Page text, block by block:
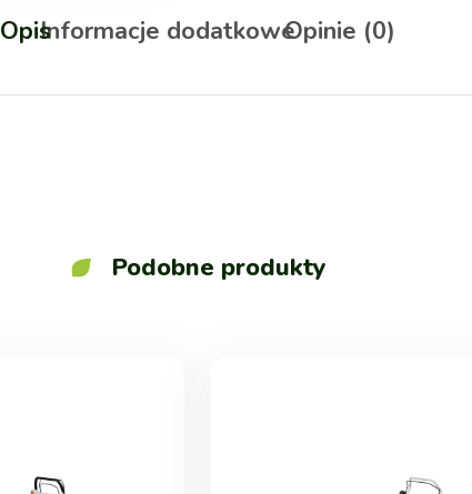
OpisInformacje dodatkoweOpinie (0)
Podobne produkty